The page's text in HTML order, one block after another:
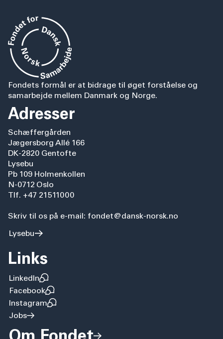
Fondets formål er at bidrage til øget forståelse og
samarbejde mellem Danmark og Norge.
Adresser
Schæffergården
Jægersborg Allé 166
DK-2820 Gentofte
Lysebu
Pb 109 Holmenkollen
N-0712 Oslo
Tlf. +47 21511000
Skriv til os på e-mail: fondet@dansk-norsk.no
Lysebu
Links
LinkedIn
Facebook
Instagram
Jobs